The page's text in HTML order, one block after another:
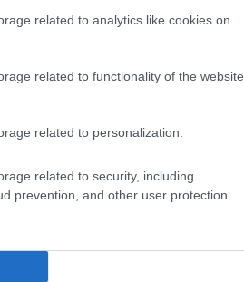
related to analytics like cookies on
related to functionality of the website
related to personalization.
related to security, including
prevention, and other user protection.
την αλλαγή ώρας
05:10
ρολόγια μας στη